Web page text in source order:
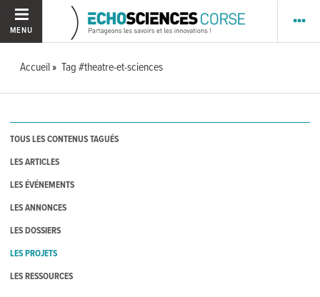
MENU
Accueil Tag #theatre-et-sciences
TOUS LES CONTENUS TAGUÉS
LES ARTICLES
LES ÉVÉNEMENTS
LES ANNONCES
LES DOSSIERS
LES PROJETS
LES RESSOURCES